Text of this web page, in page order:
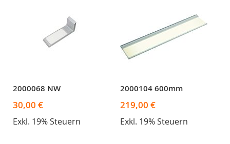
2000068 NW
30,00 €
Exkl. 19% Steuern
2000104 600mm
219,00 €
Exkl. 19% Steuern